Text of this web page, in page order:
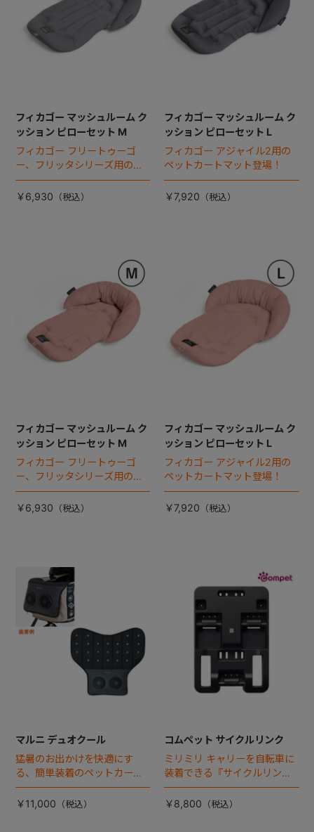
フィカゴー マッシュルーム ク
ッション ピローセット M
フィカゴー フリートゥーゴ
ー、フリッタシリーズ用のペ
ットカートマット登場！
￥6,930
フィカゴー マッシュルーム ク
ッション ピローセット L
フィカゴー アジャイル2用の
ペットカートマット登場！
￥7,920
フィカゴー マッシュルーム ク
ッション ピローセット M
フィカゴー フリートゥーゴ
ー、フリッタシリーズ用のペ
ットカートマット登場！
￥6,930
フィカゴー マッシュルーム ク
ッション ピローセット L
フィカゴー アジャイル2用の
ペットカートマット登場！
￥7,920
マルニ デュオクール
猛暑のお出かけを快適にす
る、簡単装着のペットカート
専用ダブル送風ファンが登
場。
￥11,000
コムペット サイクルリンク
ミリミリ キャリーを自転車に
装着できる『サイクルリン
ク』が登場！
￥8,800